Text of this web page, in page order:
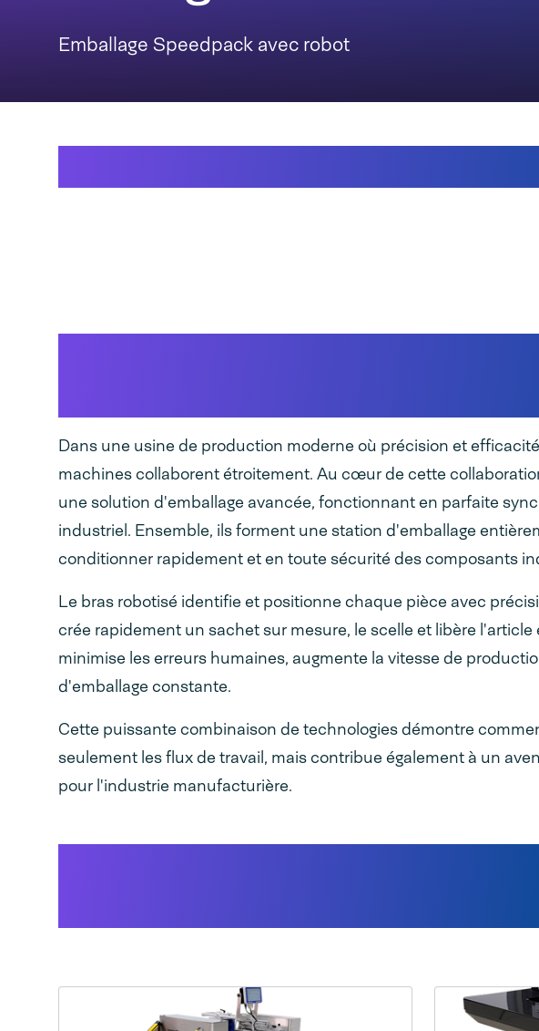
Emballage Speedpack avec robot
Dans une usine de production moderne où précision et
machines collaborent étroitement. Au cœur de cette
une solution d'emballage avancée, fonctionnant en parfaite
industriel. Ensemble, ils forment une station d'emballage
conditionner rapidement et en toute sécurité des composants
Le bras robotisé identifie et positionne chaque pièce avec
crée rapidement un sachet sur mesure, le scelle et libère
minimise les erreurs humaines, augmente la vitesse de
d'emballage constante.
Cette puissante combinaison de technologies démontre
seulement les flux de travail, mais contribue également à un
pour l'industrie manufacturière.